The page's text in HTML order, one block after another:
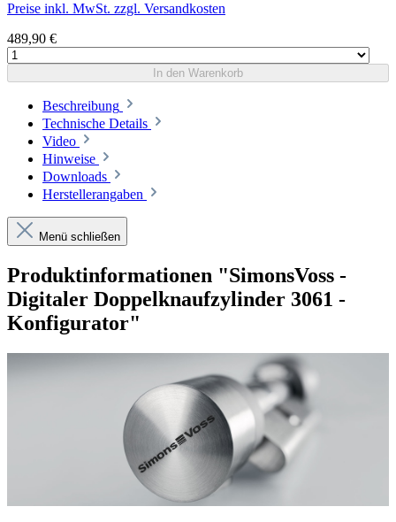
Preise inkl. MwSt. zzgl. Versandkosten
489,90 €
In den Warenkorb
Beschreibung
Technische Details
Video
Hinweise
Downloads
Herstellerangaben
Menü schließen
Produktinformationen "SimonsVoss -
Digitaler Doppelknaufzylinder 3061 -
Konfigurator"